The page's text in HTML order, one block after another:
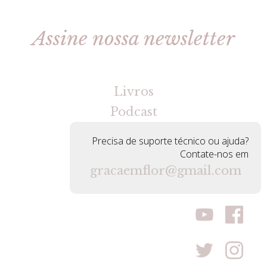
Assine nossa newsletter
Livros
Podcast
Precisa de suporte técnico ou ajuda?
Contate-nos em
gracaemflor@gmail.com